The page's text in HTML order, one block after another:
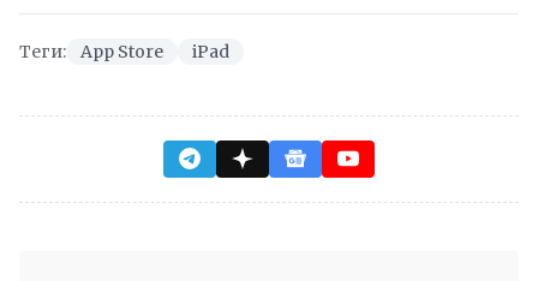
Теги: App Store iPad